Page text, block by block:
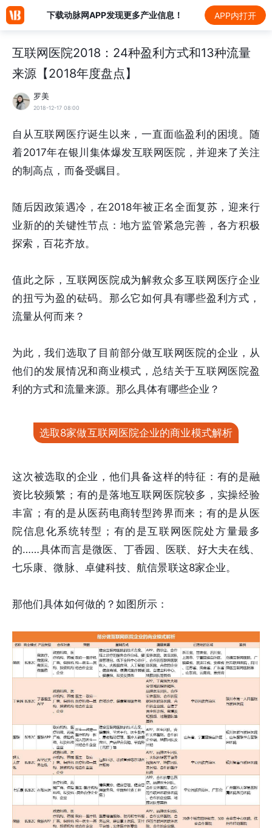
下载动脉网APP发现更多产业信息！ APP内打开
互联网医院2018：24种盈利方式和13种流量
来源【2018年度盘点】
罗美
2018-12-17 08:00
自从互联网医疗诞生以来，一直面临盈利的困境。随
着2017年在银川集体爆发互联网医院，并迎来了关注
的制高点，而备受瞩目。
随后因政策遇冷，在2018年被正名全面复苏，迎来行
业新的的关键性节点：地方监管紧急完善，各方积极
探索，百花齐放。
值此之际，互联网医院成为解救众多互联网医疗企业
的扭亏为盈的砝码。那么它如何具有哪些盈利方式，
流量从何而来？
为此，我们选取了目前部分做互联网医院的企业，从
他们的发展情况和商业模式，总结关于互联网医院盈
利的方式和流量来源。那么具体有哪些企业？
选取8家做互联网医院企业的商业模式解析
这次被选取的企业，他们具备这样的特征：有的是融
资比较频繁；有的是落地互联网医院较多，实操经验
丰富；有的是从医药电商转型跨界而来；有的是从医
院信息化系统转型；有的是互联网医院处方量最多
的……具体而言是微医、丁香园、医联、好大夫在线、
七乐康、微脉、卓健科技、航信景联这8家企业。
那他们具体如何做的？如图所示：